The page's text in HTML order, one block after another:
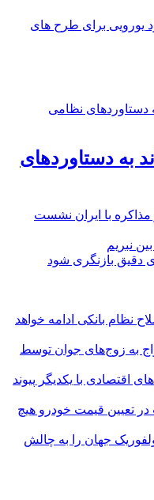
یورویی برای طرح های
به دستاوردهای
نظام بانکی ادامه خواهد
وام ازدواج به زوج‌های جوان توسط
با یکدیگر پیوند
تعیین قیمت خودرو هیچ
جهان را به چالش